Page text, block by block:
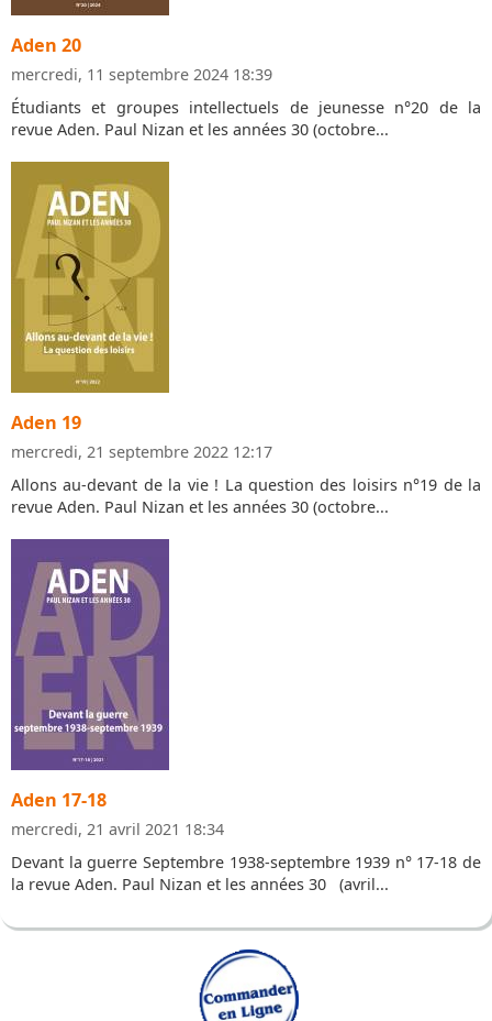
Aden 20
mercredi, 11 septembre 2024 18:39
Étudiants et groupes intellectuels de jeunesse n°20 de la
revue Aden. Paul Nizan et les années 30 (octobre...
Aden 19
mercredi, 21 septembre 2022 12:17
Allons au-devant de la vie ! La question des loisirs n°19 de la
revue Aden. Paul Nizan et les années 30 (octobre...
Aden 17-18
mercredi, 21 avril 2021 18:34
Devant la guerre Septembre 1938-septembre 1939 n° 17-18 de
la revue Aden. Paul Nizan et les années 30 (avril...